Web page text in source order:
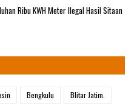
Ribu KWH Meter Ilegal Hasil Sitaan
Bengkulu
Blitar Jatim.